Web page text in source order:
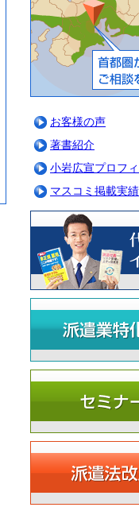
まずはお気軽
プロに依頼して人材
人材派遣業・業務請
開業後の労務管理や
相談申込み：0120-
メールでの相談申込み
事前予約で時間外・土
お客様の声
著書紹介
小岩広宣プロフ
マスコミ掲載実績